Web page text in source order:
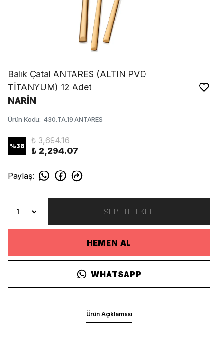
Balık Çatal ANTARES (ALTIN PVD
TİTANYUM) 12 Adet
NARİN
Ürün Kodu: 430.TA.19 ANTARES
%38
₺ 3,694.16
₺ 2,294.07
Paylaş:
SEPETE EKLE
HEMEN AL
WHATSAPP
Ürün Açıklaması